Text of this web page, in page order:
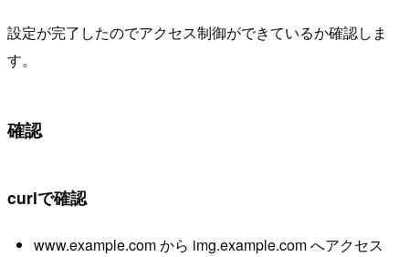
設定が完了したのでアクセス制御ができているか確認しま
す。
確認
curlで確認
www.example.com から img.example.com へアクセス